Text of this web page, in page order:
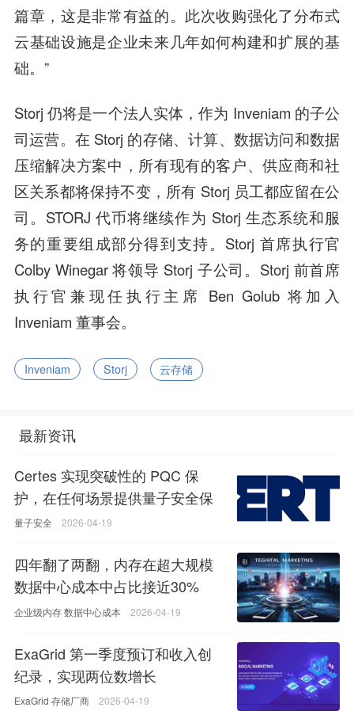
篇章，这是非常有益的。此次收购强化了分布式
云基础设施是企业未来几年如何构建和扩展的基
础。”
Storj 仍将是一个法人实体，作为 Inveniam 的子公
司运营。在 Storj 的存储、计算、数据访问和数据
压缩解决方案中，所有现有的客户、供应商和社
区关系都将保持不变，所有 Storj 员工都应留在公
司。STORJ 代币将继续作为 Storj 生态系统和服
务的重要组成部分得到支持。Storj 首席执行官
Colby Winegar 将领导 Storj 子公司。Storj 前首席
执行官兼现任执行主席 Ben Golub 将加入
Inveniam 董事会。
Inveniam Storj 云存储
最新资讯
Certes 实现突破性的 PQC 保
护，在任何场景提供量子安全保
护数据
量子安全 2026-04-19
四年翻了两翻，内存在超大规模
数据中心成本中占比接近30%
企业级内存数据中心成本 2026-04-19
ExaGrid 第一季度预订和收入创
纪录，实现两位数增长
ExaGrid 存储厂商 2026-04-19